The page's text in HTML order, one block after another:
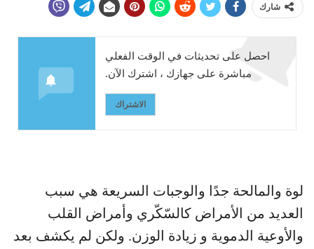
شارك
احصل على تحديثات في الوقت الفعلي
مباشرة على جهازك ، اشترك الآن.
الاشتراك
لوة والمالحة جدًا والوجبات السريعة هي سبب
العديد من الأمراض كالسّكّري وأمراض القلب
والأوعية الدموية و زيادة الوزن. ولكن لم يكشف بعد